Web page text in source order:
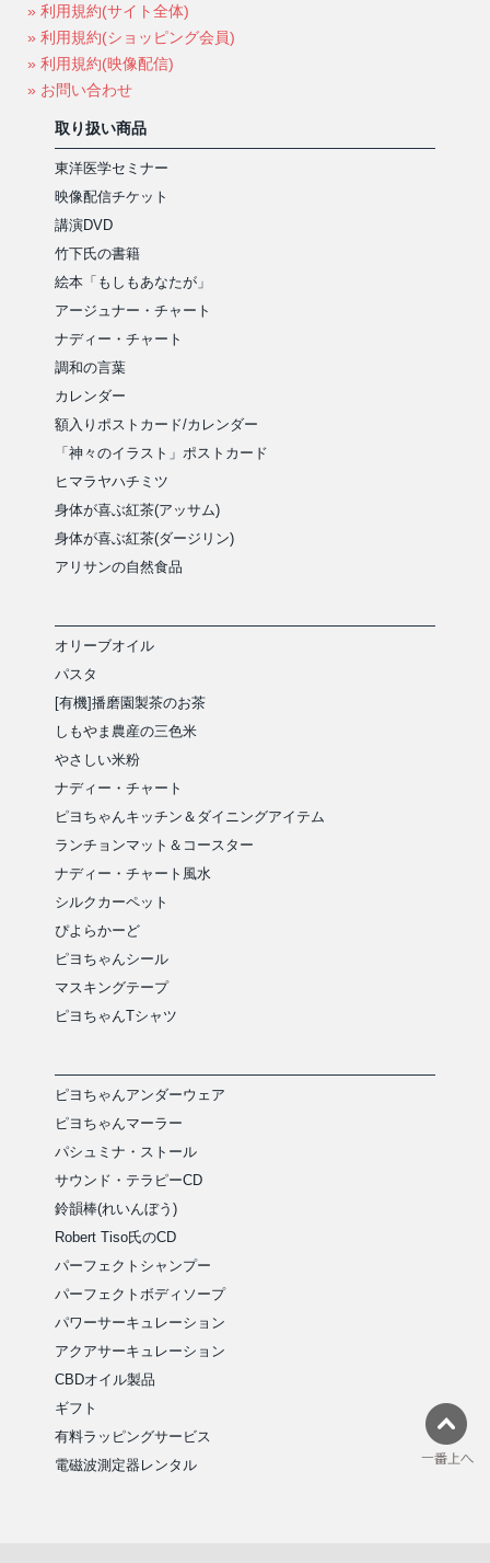
» 利用規約(サイト全体)
» 利用規約(ショッピング会員)
» 利用規約(映像配信)
» お問い合わせ
取り扱い商品
東洋医学セミナー
映像配信チケット
講演DVD
竹下氏の書籍
絵本「もしもあなたが」
アージュナー・チャート
ナディー・チャート
調和の言葉
カレンダー
額入りポストカード/カレンダー
「神々のイラスト」ポストカード
ヒマラヤハチミツ
身体が喜ぶ紅茶(アッサム)
身体が喜ぶ紅茶(ダージリン)
アリサンの自然食品
オリーブオイル
パスタ
[有機]播磨園製茶のお茶
しもやま農産の三色米
やさしい米粉
ナディー・チャート
ピヨちゃんキッチン＆ダイニングアイテム
ランチョンマット＆コースター
ナディー・チャート風水
シルクカーペット
ぴよらかーど
ピヨちゃんシール
マスキングテープ
ピヨちゃんTシャツ
ピヨちゃんアンダーウェア
ピヨちゃんマーラー
パシュミナ・ストール
サウンド・テラピーCD
鈴韻棒(れいんぼう)
Robert Tiso氏のCD
パーフェクトシャンプー
パーフェクトボディソープ
パワーサーキュレーション
アクアサーキュレーション
CBDオイル製品
ギフト
有料ラッピングサービス
電磁波測定器レンタル